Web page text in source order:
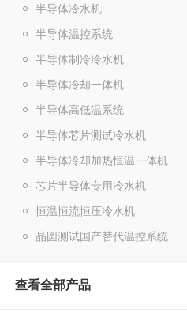
半导体冷水机
半导体温控系统
半导体制冷冷水机
半导体冷却一体机
半导体高低温系统
半导体芯片测试冷水机
半导体冷却加热恒温一体机
芯片半导体专用冷水机
恒温恒流恒压冷水机
晶圆测试国产替代温控系统
查看全部产品